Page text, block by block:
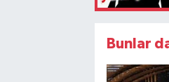
Bunlar